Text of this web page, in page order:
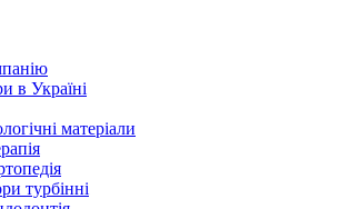
в Україні
матеріали
турбінні